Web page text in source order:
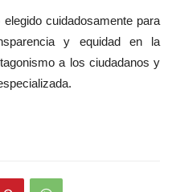
cuidadosamente para
y equidad en la
a los ciudadanos y